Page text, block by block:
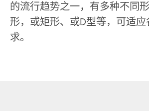
的流行趋势之一，有多种不同
形，或矩形、或D型等，可适应
求。